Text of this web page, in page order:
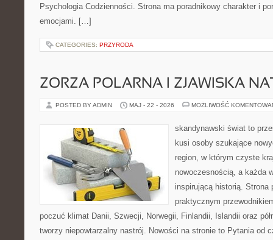
Psychologia Codzienności. Strona ma poradnikowy charakter i
emocjami. […]
CATEGORIES: PRZYRODA
ZORZA POLARNA I ZJAWISKA
POSTED BY ADMIN MAJ - 22 - 2026 MOŻLIWOŚĆ
skandynawski świat to
kusi osoby szukające
region, w którym czyste
nowoczesnością, a każda
inspirującą historią.
praktycznym
poczuć klimat Danii, Szwecji, Norwegii, Finlandii, Islandii oraz
tworzy niepowtarzalny nastrój. Nowości na stronie to Pytania od